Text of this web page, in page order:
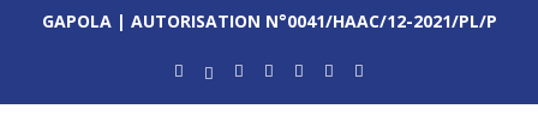
GAPOLA | AUTORISATION N°0041/HAAC/12-2021/PL/P